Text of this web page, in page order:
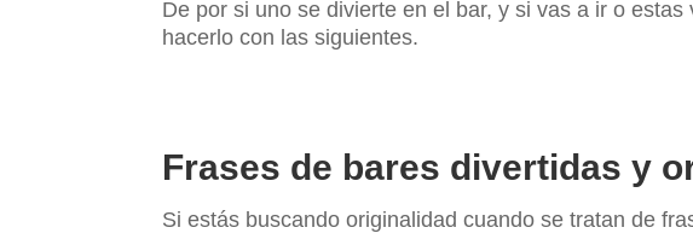
De por si uno se divierte en el bar, y si vas a ir o
hacerlo con las siguientes.
Frases de bares divertidas y
Si estás buscando originalidad cuando se tratan de